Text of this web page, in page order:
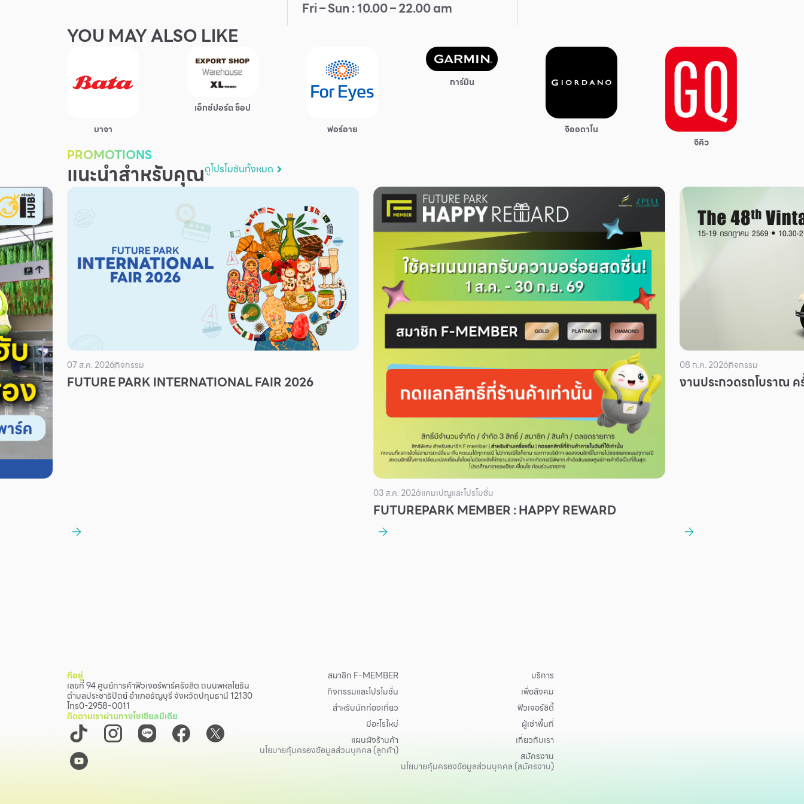
Fri – Sun : 10.00 – 22.00 am
YOU MAY ALSO LIKE
บาจา
เอ็กซ์ปอร์ต ช็อป
ฟอร์อาย
การ์มิน
จิออดาโน
จีคิว
PROMOTIONS
แนะนำสำหรับคุณดูโปรโมชันทั้งหมด
07 ส.ค. 2026กิจกรรม
FUTURE PARK INTERNATIONAL FAIR 2026
03 ส.ค. 2026แคมเปญและโปรโมชั่น
FUTUREPARK MEMBER : HAPPY REWARD
08 ก.ค. 2026กิจกรรม
งานประกวดรถโบราณ
ที่อยู่
เลขที่ 94 ศูนย์การค้าฟิวเจอร์พาร์ครังสิต ถนนพหลโยธิน
ตำบลประชาธิปัตย์ อำเภอธัญบุรี จังหวัดปทุมธานี 12130
โทร0-2958-0011
ติดตามเราผ่านทางโซเชียลมีเดีย
สมาชิก F-MEMBER
กิจกรรมและโปรโมชั่น
สำหรับนักท่องเที่ยว
มีอะไรใหม่
แผนผังร้านค้า
นโยบายคุ้มครองข้อมูลส่วนบุคคล (ลูกค้า)
บริการ
เพื่อสังคม
ฟิวเจอร์ซิตี้
ผู้เช่าพื้นที่
เกี่ยวกับเรา
สมัครงาน
นโยบายคุ้มครองข้อมูลส่วนบุคคล (สมัครงาน)